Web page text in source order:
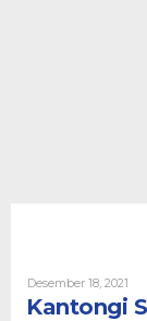
Desember 18, 2021
Kantongi